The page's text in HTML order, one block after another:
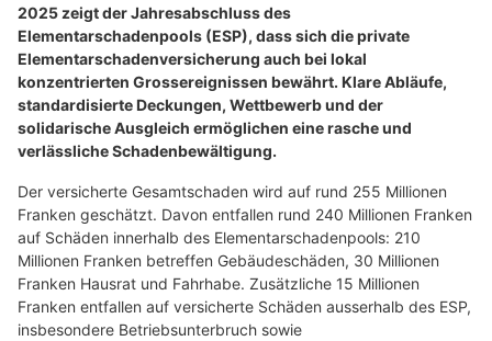
2025 zeigt der Jahresabschluss des
Elementarschadenpools (ESP), dass sich die private
Elementarschadenversicherung auch bei lokal
konzentrierten Grossereignissen bewährt. Klare Abläufe,
standardisierte Deckungen, Wettbewerb und der
solidarische Ausgleich ermöglichen eine rasche und
verlässliche Schadenbewältigung.
Der versicherte Gesamtschaden wird auf rund 255 Millionen
Franken geschätzt. Davon entfallen rund 240 Millionen Franken
auf Schäden innerhalb des Elementarschadenpools: 210
Millionen Franken betreffen Gebäudeschäden, 30 Millionen
Franken Hausrat und Fahrhabe. Zusätzliche 15 Millionen
Franken entfallen auf versicherte Schäden ausserhalb des ESP,
insbesondere Betriebsunterbruch sowie